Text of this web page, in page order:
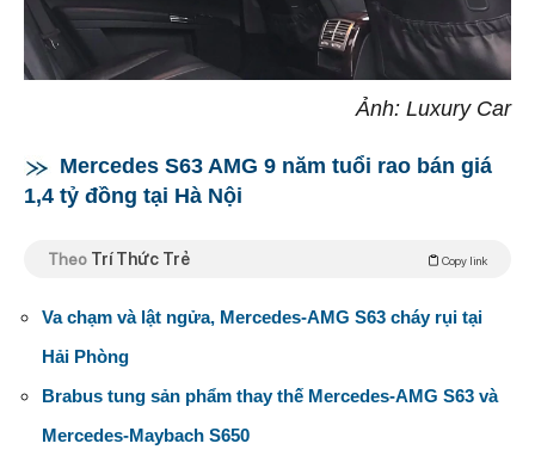
Ảnh: Luxury Car
Mercedes S63 AMG 9 năm tuổi rao bán giá
1,4 tỷ đồng tại Hà Nội
Theo Trí Thức Trẻ Copy link
Va chạm và lật ngửa, Mercedes-AMG S63 cháy rụi tại
Hải Phòng
Brabus tung sản phẩm thay thế Mercedes-AMG S63 và
Mercedes-Maybach S650